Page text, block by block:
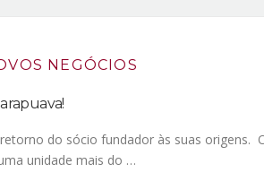
NEGÓCIOS
do sócio fundador às suas origens.
unidade mais do …